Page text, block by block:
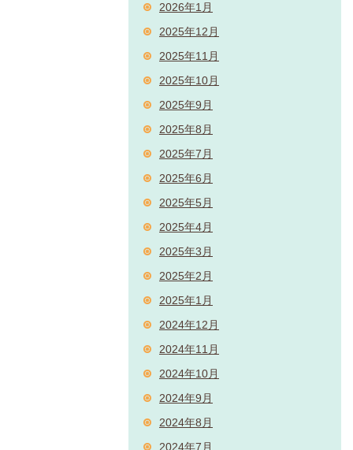
2026年1月
2025年12月
2025年11月
2025年10月
2025年9月
2025年8月
2025年7月
2025年6月
2025年5月
2025年4月
2025年3月
2025年2月
2025年1月
2024年12月
2024年11月
2024年10月
2024年9月
2024年8月
2024年7月